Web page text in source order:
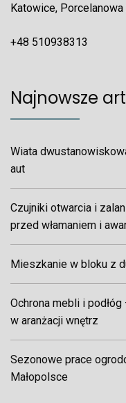
Katowice, Porcelanowa
+48 510938313
Najnowsze
Wiata
aut
Czujniki otwarcia i
przed włamaniem i
Mieszkanie w bloku z
Ochrona mebli i
w aranżacji wnętrz
Sezonowe prace
Małopolsce